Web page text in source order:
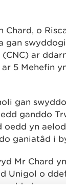
Chard, o
gan
ar
5 Mehefin
gan
ganddo
oedd yn
ganiatâd i
Mr Chard
Unigol o
ac yn